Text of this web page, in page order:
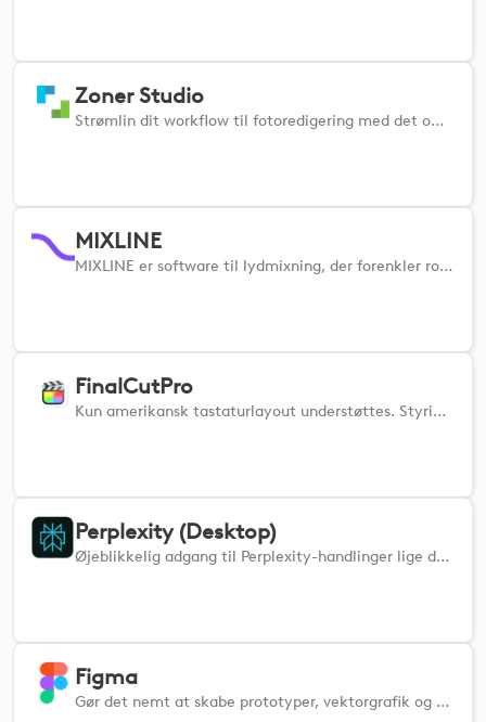
Zoner Studio
Strømlin dit workflow til fotoredigering med det officielle Loupedeck & Logi-plugin til Zoner Studio.
MIXLINE
MIXLINE er software til lydmixning, der forenkler routing, mixning og streaming af lyd. Når du har konfigureret dine lydindgange og -udgange i MIXLINE, giver dette plugin dig mulighed for at justere lydstyrken, slå lyden fra og begynde at overvåge direkte fra dine Logi-enheder.
FinalCutPro
Kun amerikansk tastaturlayout understøttes. Styring af Final Cut Pro. Når du installerer pluginet, skal du sørge for, at FCP er lukket, så de korrekte indstillinger for tastaturgenveje automatisk vælges i FCP. Hvis handlinger ikke fungerer korrekt, skal du sørge for, at det korrekte Logi-kommandosæt er valgt i FCP -> Command Sets.
Perplexity (Desktop)
Øjeblikkelig adgang til Perplexity-handlinger lige der, hvor du har brug for dem.
Figma
Gør det nemt at skabe prototyper, vektorgrafik og Figjams med øjeblikkelig adgang til dine foretrukne værktøjer.